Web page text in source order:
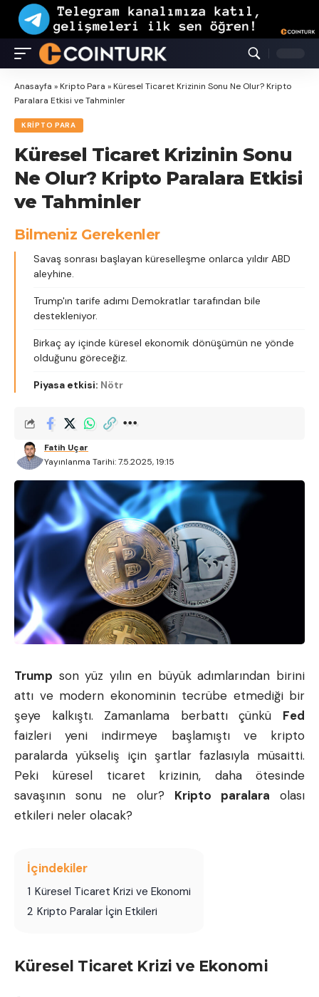
Anasayfa »Kripto Para »Küresel Ticaret Krizinin Sonu Ne Olur? Kripto
Paralara Etkisi ve Tahminler
KRIPTO PARA
Küresel Ticaret Krizinin Sonu
Ne Olur? Kripto Paralara Etkisi
ve Tahminler
Bilmeniz Gerekenler
Savaş sonrası başlayan küreselleşme onlarca yıldır ABD
aleyhine.
Trump'ın tarife adımı Demokratlar tarafından bile
destekleniyor.
Birkaç ay içinde küresel ekonomik dönüşümün ne yönde
olduğunu göreceğiz.
Piyasa etkisi: Nötr
Yayınlanma Tarihi: 7.5.2025, 19:15
Fatih Uçar
Trump son yüz yılın en büyük adımlarından birini
attı ve modern ekonominin tecrübe etmediği bir
şeye kalkıştı. Zamanlama berbattı çünkü Fed
faizleri yeni indirmeye başlamıştı ve kripto
paralarda yükseliş için şartlar fazlasıyla müsaitti.
Peki küresel ticaret krizinin, daha ötesinde
savaşının sonu ne olur? Kripto paralara olası
etkileri neler olacak?
İçindekiler
1 Küresel Ticaret Krizi ve Ekonomi
2 Kripto Paralar İçin Etkileri
Küresel Ticaret Krizi ve Ekonomi